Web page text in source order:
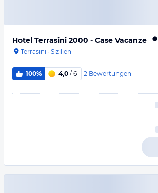
Hotel Terrasini 2000 - Case Vacanze
Terrasini · Sizilien
100% 4,0 / 6 2 Bewertungen